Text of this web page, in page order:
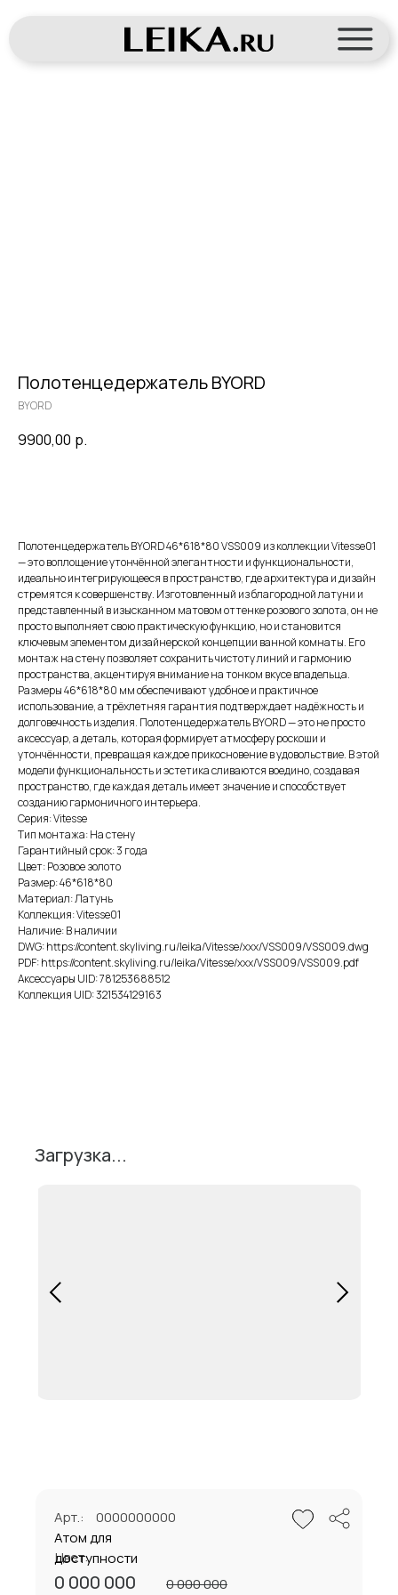
Полотенцедержатель BYORD
BYORD
9900,00 р.
Полотенцедержатель BYORD 46*618*80 VSS009 из коллекции Vitesse01
— это воплощение утончённой элегантности и функциональности,
идеально интегрирующееся в пространство, где архитектура и дизайн
стремятся к совершенству. Изготовленный из благородной латуни и
представленный в изысканном матовом оттенке розового золота, он не
просто выполняет свою практическую функцию, но и становится
ключевым элементом дизайнерской концепции ванной комнаты. Его
монтаж на стену позволяет сохранить чистоту линий и гармонию
пространства, акцентируя внимание на тонком вкусе владельца.
Размеры 46*618*80 мм обеспечивают удобное и практичное
использование, а трёхлетняя гарантия подтверждает надёжность и
долговечность изделия. Полотенцедержатель BYORD — это не просто
аксессуар, а деталь, которая формирует атмосферу роскоши и
утончённости, превращая каждое прикосновение в удовольствие. В этой
модели функциональность и эстетика сливаются воедино, создавая
пространство, где каждая деталь имеет значение и способствует
созданию гармоничного интерьера.
Серия: Vitesse
Тип монтажа: На стену
Гарантийный срок: 3 года
Цвет: Розовое золото
Размер: 46*618*80
Материал: Латунь
Коллекция: Vitesse01
Наличие: В наличии
DWG: https://content.skyliving.ru/leika/Vitesse/xxx/VSS009/VSS009.dwg
PDF: https://content.skyliving.ru/leika/Vitesse/xxx/VSS009/VSS009.pdf
Аксессуары UID: 781253688512
Коллекция UID: 321534129163
0 000 000 0 000 000
0000000000
Арт.:
Цвет:
Загрузка...
Атом для
доступности